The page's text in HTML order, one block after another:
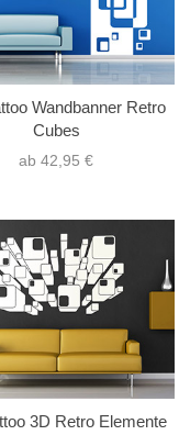
Wandbanner Retro
Cubes
ab 42,95 €
3D Retro Elemente